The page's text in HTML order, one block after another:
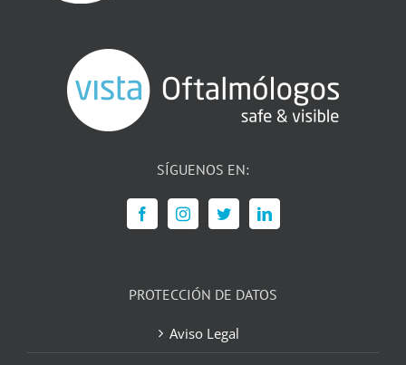
SÍGUENOS EN:
PROTECCIÓN DE DATOS
Aviso Legal